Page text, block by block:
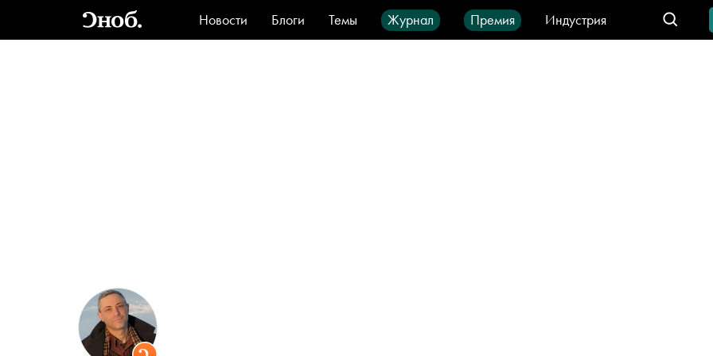
Новости Блоги Темы Журнал Премия
Индустрия
Стиль
Видео Город IT-продукты